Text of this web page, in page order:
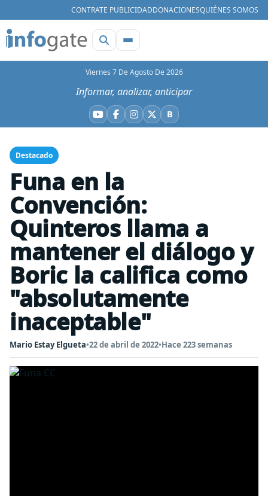
CONTRATE PUBLICIDADDONACIONESQUIÉNES SOMOS
Viernes 7 De Agosto De 2026
Informar, analizar, anticipar
YouTube
Facebook
Instagram
X BBluesky
Destacado
Funa en la
Convención:
Quinteros llama a
mantener el diálogo y
Boric la califica como
"absolutamente
inaceptable"
Mario Estay Elgueta•22 de abril de 2022•Hace 223 semanas